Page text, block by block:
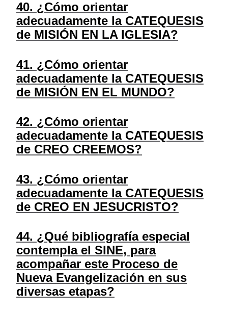
40. ¿Cómo orientar
adecuadamente la CATEQUESIS
de MISIÓN EN LA IGLESIA?
41. ¿Cómo orientar
adecuadamente la CATEQUESIS
de MISIÓN EN EL MUNDO?
42. ¿Cómo orientar
adecuadamente la CATEQUESIS
de CREO CREEMOS?
43. ¿Cómo orientar
adecuadamente la CATEQUESIS
de CREO EN JESUCRISTO?
44. ¿Qué bibliografía especial
contempla el SINE, para
acompañar este Proceso de
Nueva Evangelización en sus
diversas etapas?